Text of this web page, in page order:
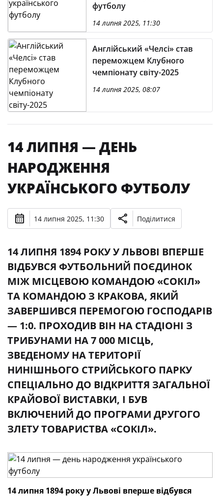
футболу
14 липня 2025, 11:30
Англійський «Челсі» став
переможцем Клубного
чемпіонату світу-2025
14 липня 2025, 08:07
14 ЛИПНЯ — ДЕНЬ
НАРОДЖЕННЯ
УКРАЇНСЬКОГО ФУТБОЛУ
14 липня 2025, 11:30 Поділитися
14 ЛИПНЯ 1894 РОКУ У ЛЬВОВІ ВПЕРШЕ
ВІДБУВСЯ ФУТБОЛЬНИЙ ПОЄДИНОК
МІЖ МІСЦЕВОЮ КОМАНДОЮ «СОКІЛ»
ТА КОМАНДОЮ З КРАКОВА, ЯКИЙ
ЗАВЕРШИВСЯ ПЕРЕМОГОЮ ГОСПОДАРІВ
— 1:0. ПРОХОДИВ ВІН НА СТАДІОНІ З
ТРИБУНАМИ НА 7 000 МІСЦЬ,
ЗВЕДЕНОМУ НА ТЕРИТОРІЇ
НИНІШНЬОГО СТРИЙСЬКОГО ПАРКУ
СПЕЦІАЛЬНО ДО ВІДКРИТТЯ ЗАГАЛЬНОЇ
КРАЙОВОЇ ВИСТАВКИ, І БУВ
ВКЛЮЧЕНИЙ ДО ПРОГРАМИ ДРУГОГО
ЗЛЕТУ ТОВАРИСТВА «СОКІЛ».
14 липня 1894 року у Львові вперше відбувся